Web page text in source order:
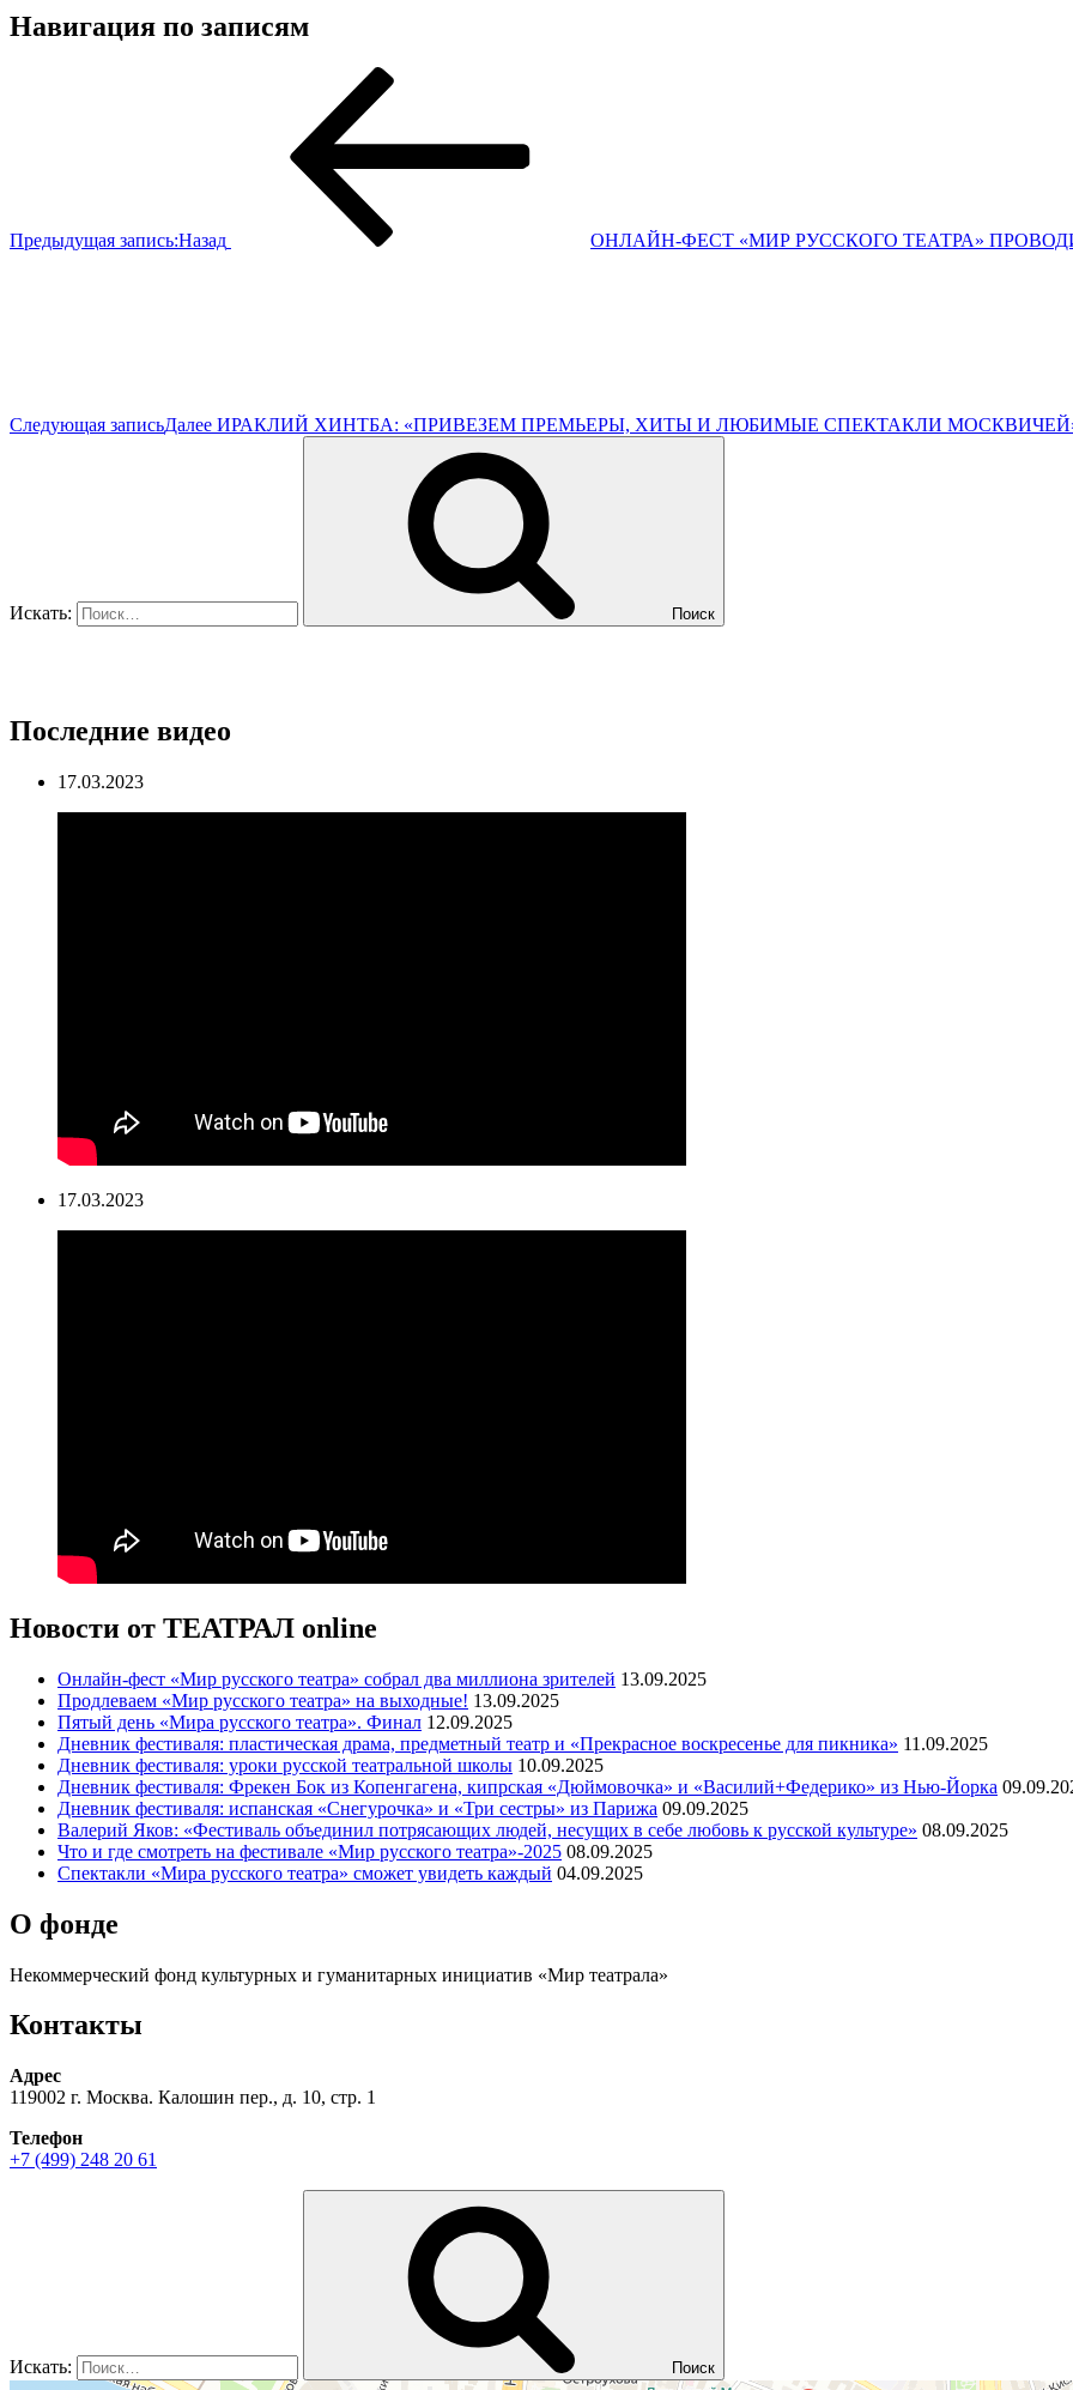
Навигация по записям
Предыдущая запись:Назад ОНЛАЙН-ФЕСТ «МИР РУССКОГО ТЕАТРА»
Следующая записьДалее ИРАКЛИЙ ХИНТБА: «ПРИВЕЗЕМ ПРЕМЬЕРЫ, ХИТЫ И ЛЮБИМЫЕ СПЕКТАКЛИ
Искать: Поиск
Последние видео
17.03.2023
17.03.2023
Новости от ТЕАТРАЛ online
Онлайн-фест «Мир русского театра» собрал два миллиона зрителей 13.09.2025
Продлеваем «Мир русского театра» на выходные! 13.09.2025
Пятый день «Мира русского театра». Финал 12.09.2025
Дневник фестиваля: пластическая драма, предметный театр и «Прекрасное воскресенье для пикника» 11.09.2025
Дневник фестиваля: уроки русской театральной школы 10.09.2025
Дневник фестиваля: Фрекен Бок из Копенгагена, кипрская «Дюймовочка» и «Василий+Федерико» из Нью-Йорка
Дневник фестиваля: испанская «Снегурочка» и «Три сестры» из Парижа 09.09.2025
Валерий Яков: «Фестиваль объединил потрясающих людей, несущих в себе любовь к русской культуре» 08.09.2025
Что и где смотреть на фестивале «Мир русского театра»-2025 08.09.2025
Спектакли «Мира русского театра» сможет увидеть каждый 04.09.2025
О фонде
Некоммерческий фонд культурных и гуманитарных инициатив «Мир театрала»
Контакты
Адрес
119002 г. Москва. Калошин пер., д. 10, стр. 1
Телефон
+7 (499) 248 20 61
Искать: Поиск